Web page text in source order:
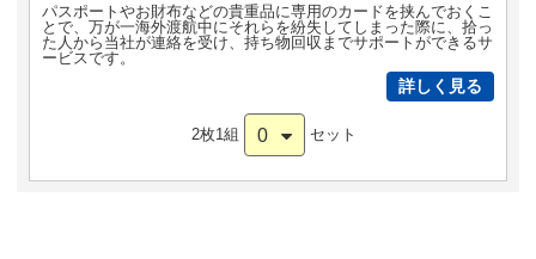
パスポートやお財布などの貴重品に専用のカードを挟んでおくこ
とで、万が一海外渡航中にそれらを紛失してしまった際に、拾っ
た人から当社が連絡を受け、持ち物回収までサポートができるサ
ービスです。
詳しく見る
2枚1組 0 セット